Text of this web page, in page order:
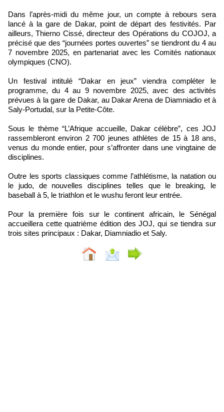
Dans l’après-midi du même jour, un compte à rebours sera
lancé à la gare de Dakar, point de départ des festivités. Par
ailleurs, Thierno Cissé, directeur des Opérations du COJOJ, a
précisé que des “journées portes ouvertes” se tiendront du 4 au
7 novembre 2025, en partenariat avec les Comités nationaux
olympiques (CNO).
Un festival intitulé “Dakar en jeux” viendra compléter le
programme, du 4 au 9 novembre 2025, avec des activités
prévues à la gare de Dakar, au Dakar Arena de Diamniadio et à
Saly-Portudal, sur la Petite-Côte.
Sous le thème “L’Afrique accueille, Dakar célèbre”, ces JOJ
rassembleront environ 2 700 jeunes athlètes de 15 à 18 ans,
venus du monde entier, pour s’affronter dans une vingtaine de
disciplines.
Outre les sports classiques comme l’athlétisme, la natation ou
le judo, de nouvelles disciplines telles que le breaking, le
baseball à 5, le triathlon et le wushu feront leur entrée.
Pour la première fois sur le continent africain, le Sénégal
accueillera cette quatrième édition des JOJ, qui se tiendra sur
trois sites principaux : Dakar, Diamniadio et Saly.